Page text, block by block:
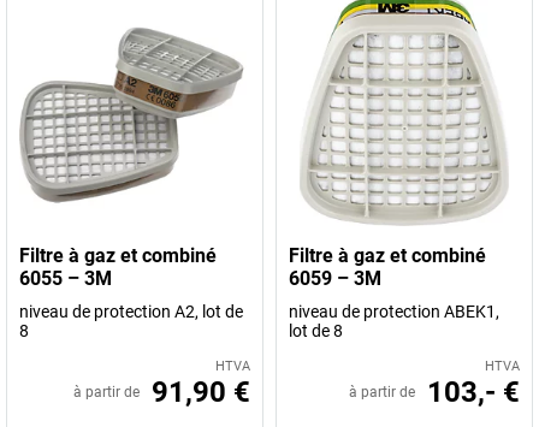
Filtre à gaz et combiné
6055 – 3M
niveau de protection A2, lot de
8
HTVA
à partir de 91,90 €
Filtre à gaz et combiné
6059 – 3M
niveau de protection ABEK1,
lot de 8
HTVA
à partir de 103,- €